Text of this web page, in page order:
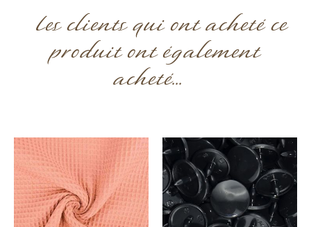
Les clients qui ont acheté ce
produit ont également
acheté...